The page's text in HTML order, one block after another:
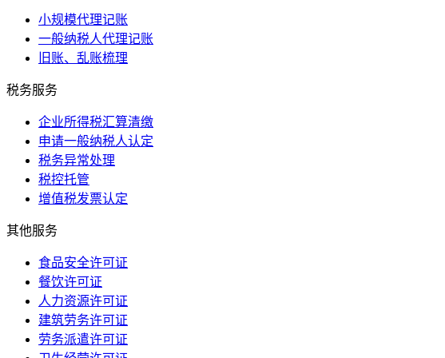
小规模代理记账
一般纳税人代理记账
旧账、乱账梳理
税务服务
企业所得税汇算清缴
申请一般纳税人认定
税务异常处理
税控托管
增值税发票认定
其他服务
食品安全许可证
餐饮许可证
人力资源许可证
建筑劳务许可证
劳务派遣许可证